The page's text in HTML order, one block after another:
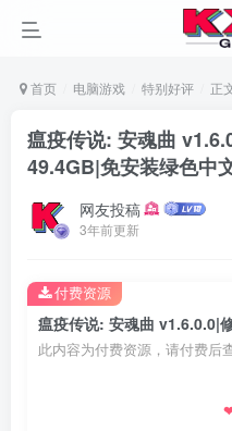
首页 电脑游戏 特别好评 正
瘟疫传说: 安魂曲
49.4GB|免安装绿色中
网友投稿
3年前更新
此内容为付费资源，请付费后
付费资源